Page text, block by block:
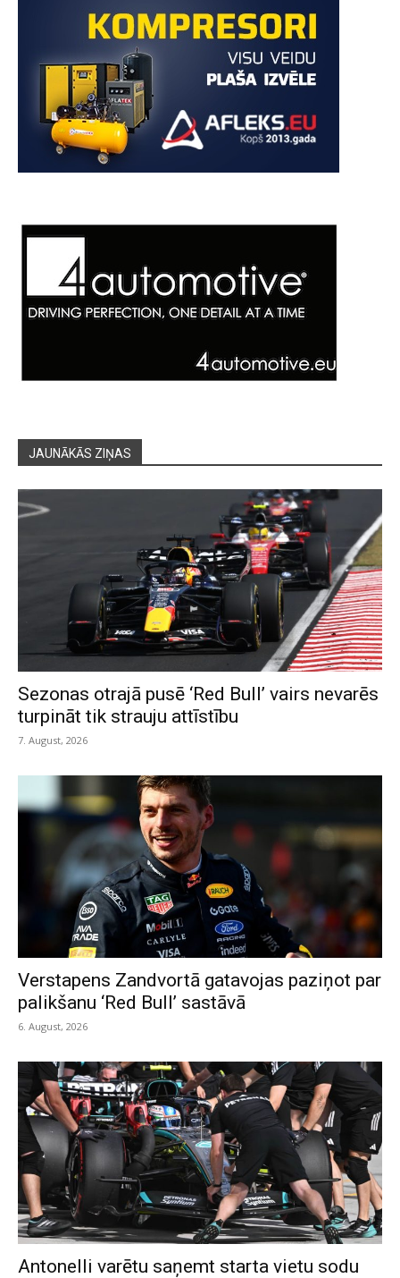
JAUNĀKĀS ZIŅAS
Sezonas otrajā pusē ‘Red Bull’ vairs nevarēs
turpināt tik strauju attīstību
7. August, 2026
Verstapens Zandvortā gatavojas paziņot par
palikšanu ‘Red Bull’ sastāvā
6. August, 2026
Antonelli varētu saņemt starta vietu sodu